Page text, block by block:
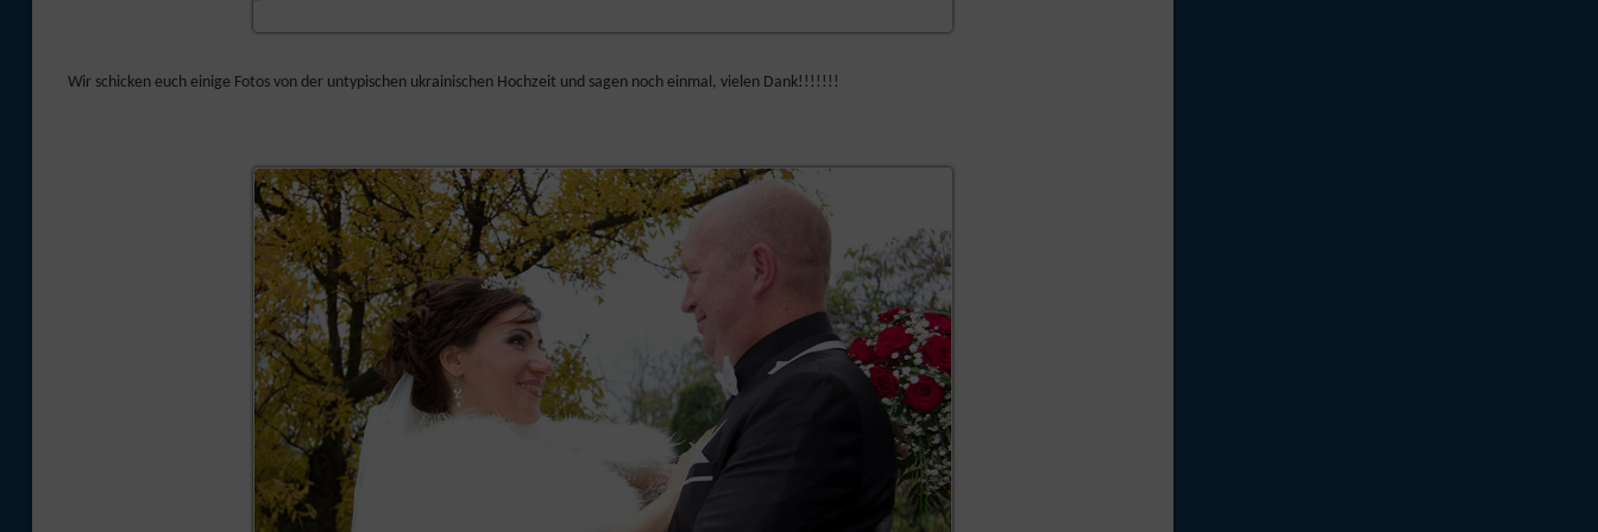
Wir schicken euch einige Fotos von der untypischen ukrainischen Hochzeit und sagen noch einmal, vielen Dank!!!!!!!